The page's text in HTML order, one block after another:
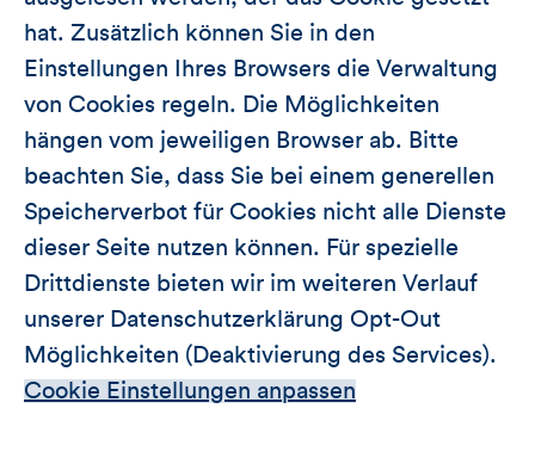
hat. Zusätzlich können Sie in den
Einstellungen Ihres Browsers die Verwaltung
von Cookies regeln. Die Möglichkeiten
hängen vom jeweiligen Browser ab. Bitte
beachten Sie, dass Sie bei einem generellen
Speicherverbot für Cookies nicht alle Dienste
dieser Seite nutzen können. Für spezielle
Drittdienste bieten wir im weiteren Verlauf
unserer Datenschutzerklärung Opt-Out
Möglichkeiten (Deaktivierung des Services).
Cookie Einstellungen anpassen